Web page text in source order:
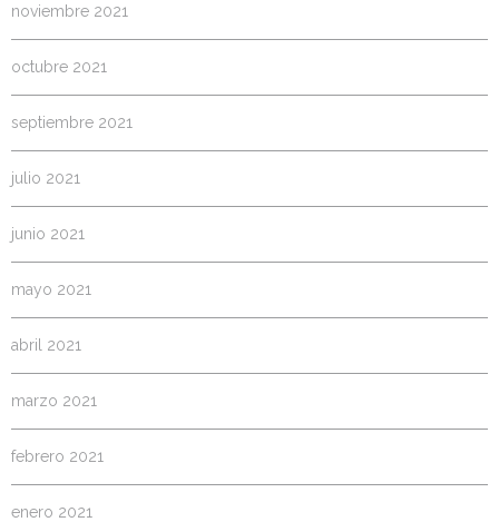
noviembre 2021
octubre 2021
septiembre 2021
julio 2021
junio 2021
mayo 2021
abril 2021
marzo 2021
febrero 2021
enero 2021